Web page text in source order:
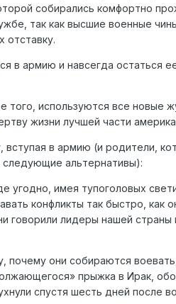
собирались комфортно
так как высшие военные
отставку.
в армию и навсегда остаться
того, используются все новые
жизни лучшей части
в армию (и родители,
следующие альтернативы):
угодно, имея тупоголовых
конфликты так быстро, как
говорили лидеры нашей
они собираются
прыжка в Ирак,
спустя шесть дней после